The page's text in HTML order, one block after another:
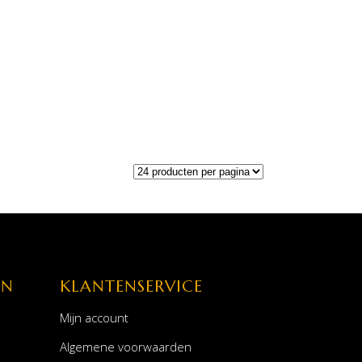
KLANTENSERVICE
Mijn account
Algemene voorwaarden